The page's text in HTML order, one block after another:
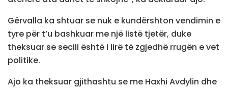
Gërvalla ka shtuar se nuk e kundërshton vendimin e
tyre për t’u bashkuar me një listë tjetër, duke
theksuar se secili është i lirë të zgjedhë rrugën e vet
politike.
Ajo ka theksuar gjithashtu se me Haxhi Avdylin dhe